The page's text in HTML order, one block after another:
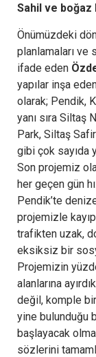
Sahil ve
Önümüzdeki
planlamaları
ifade eden
yapılar inşa
olarak; Pendik,
yanı sıra Siltaş
Park, Siltaş
gibi çok sayıda
Son projemiz
her geçen gün
Pendik’te
projemizle
trafikten uzak,
eksiksiz bir
Projemizin
alanlarına
değil, komple bir
yine bulunduğu
başlayacak
sözlerini